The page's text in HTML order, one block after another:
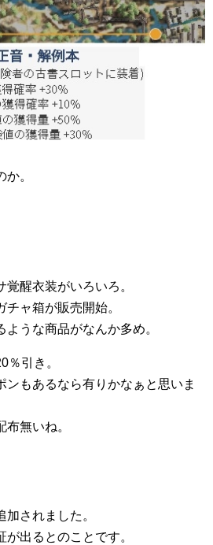
。
醒衣装がいろいろ。
ャ箱が販売開始。
うな商品がなんか多め。
％引き。
ンもあるなら有りかなぁと思いま
無いね。
加されました。
出るとのことです。